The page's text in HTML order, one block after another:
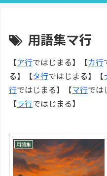
用語集マ行
【ア行ではじまる】【カ行
る】【タ行ではじまる】【
行ではじまる】【マ行では
【ラ行ではじまる】
用語集